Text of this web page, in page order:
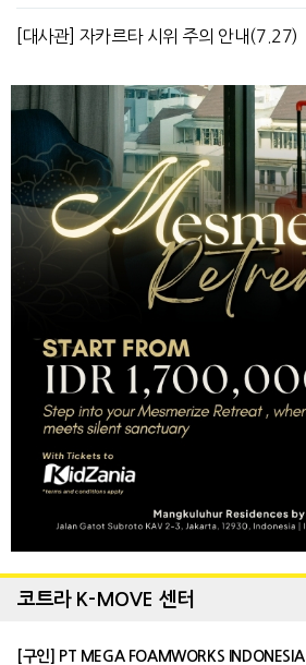
[대사관] 자카르타 시위 주의 안내(7.27)
코트라 K-MOVE 센터
[구인] PT MEGA FOAMWORKS INDONESIA